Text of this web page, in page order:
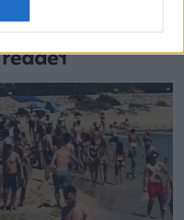
η ενεργειακή αναβάθμιση - Γιατί